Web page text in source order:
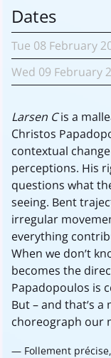
Dates
Tue 08 February
Wed 09 February
Larsen Cis a
Christos
contextual
perceptions. His
questions what
seeing. Bent
irregular
everything
When we don’t
becomes the
Papadopoulos is
But – and that’s
choreograph our
Follement